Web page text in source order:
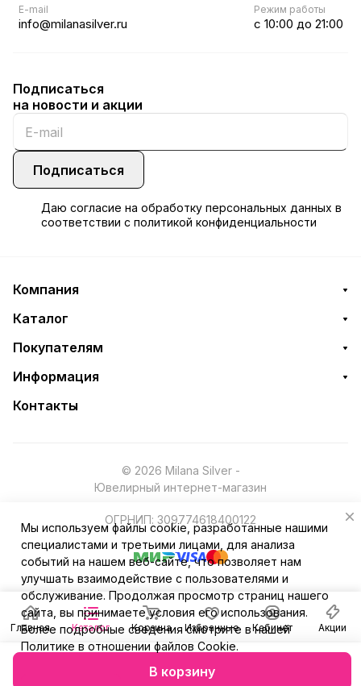
В корзину
Главная Каталог Корзина Избранные Кабинет Акции
E-mail
info@milanasilver.ru
Режим работы
с 10:00 до 21:00
Подписаться
на новости и акции
Подписаться
Даю согласие на обработку персональных данных в
соответствии с политикой конфиденциальности
Компания
Каталог
Покупателям
Информация
Контакты
© 2026 Milana Silver -
Ювелирный интернет-магазин
ОГРНИП: 309774618400122
Мы используем файлы cookie, разработанные нашими
специалистами и третьими лицами, для анализа
событий на нашем веб-сайте, что позволяет нам
улучшать взаимодействие с пользователями и
обслуживание. Продолжая просмотр страниц нашего
сайта, вы принимаете условия его использования.
Более подробные сведения смотрите в нашей
Политике в отношении файлов Cookie.